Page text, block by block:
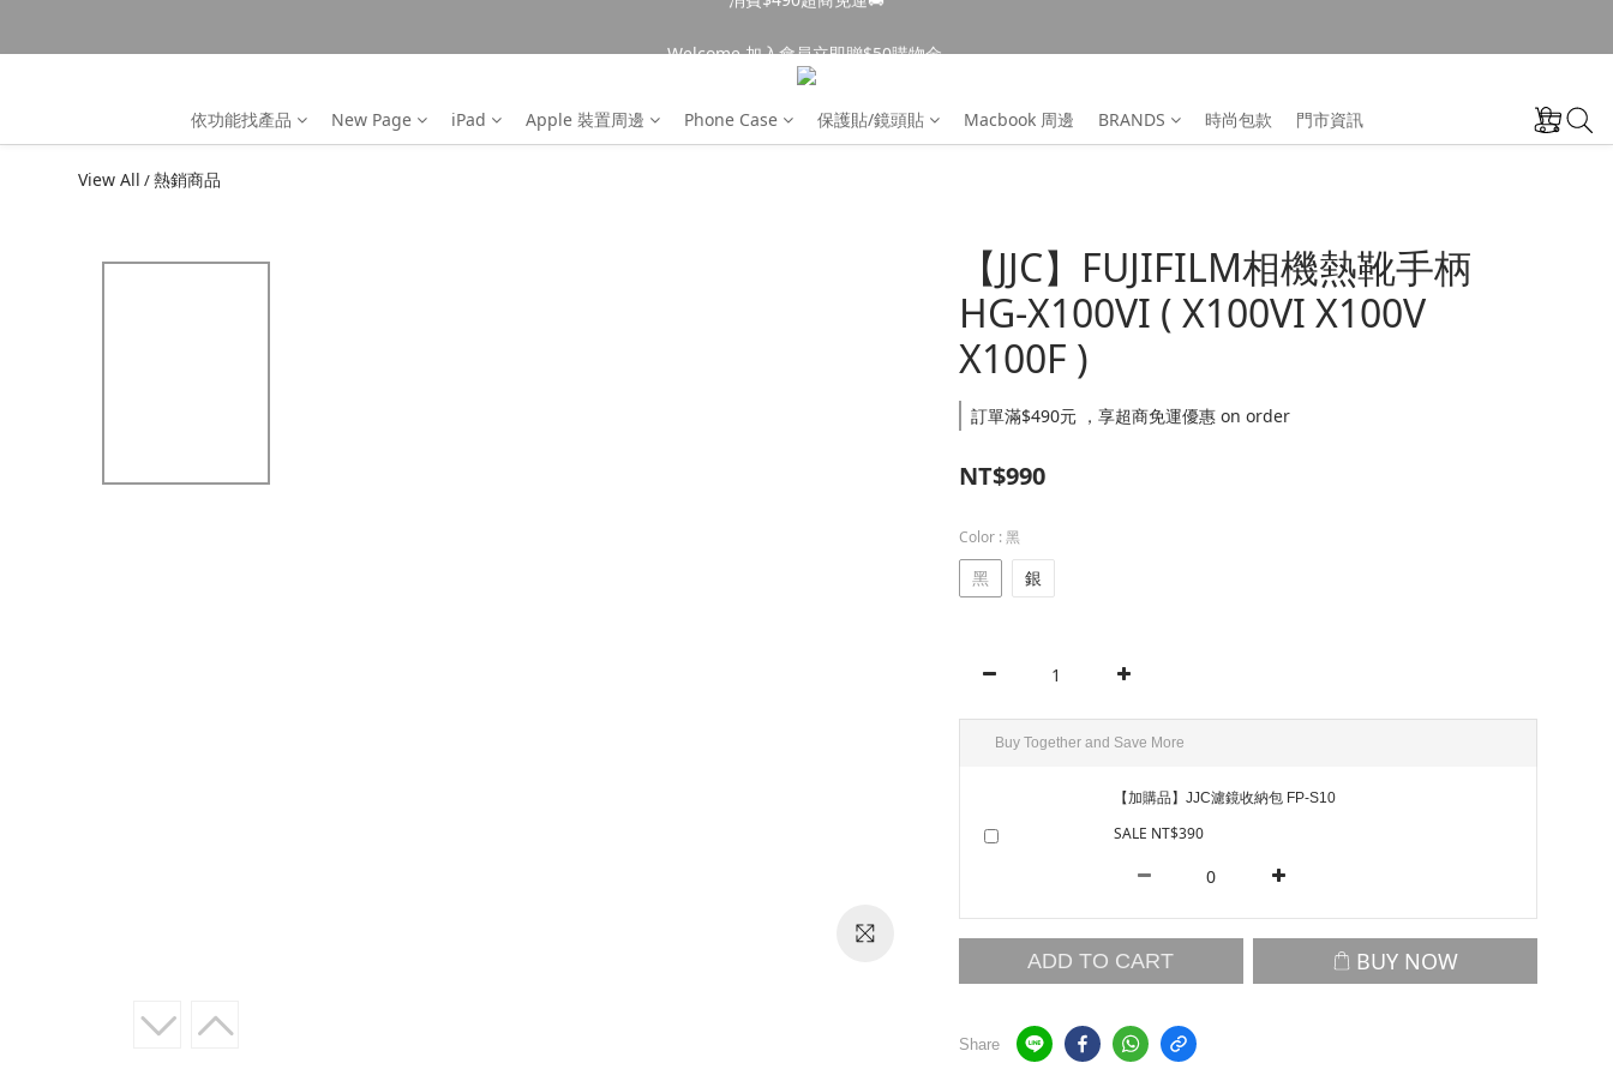
消費$490超商免運🚚
依功能找產品
New Page iPad Apple 裝置周邊 Phone Case 保護貼/鏡頭貼 Macbook 周邊 BRANDS 時尚包款 門市資訊
View All /熱銷商品
【JJC】FUJIFILM相機熱靴手柄
HG-X100VI ( X100VI X100V
X100F )
訂單滿$490元 ，享超商免運優惠 on order
NT$990
Color : 黑
黑 銀
Buy Together and Save More
【加購品】JJC濾鏡收納包 FP-S10
SALE NT$390
ADD TO CART BUY NOW
Share